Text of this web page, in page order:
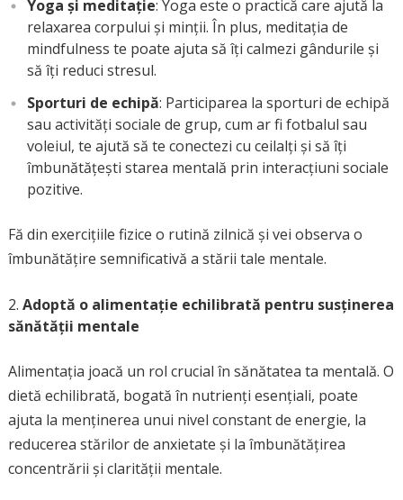
Yoga și meditație: Yoga este o practică care ajută la
relaxarea corpului și minții. În plus, meditația de
mindfulness te poate ajuta să îți calmezi gândurile și
să îți reduci stresul.
Sporturi de echipă: Participarea la sporturi de echipă
sau activități sociale de grup, cum ar fi fotbalul sau
voleiul, te ajută să te conectezi cu ceilalți și să îți
îmbunătățești starea mentală prin interacțiuni sociale
pozitive.
Fă din exercițiile fizice o rutină zilnică și vei observa o
îmbunătățire semnificativă a stării tale mentale.
Adoptă o alimentație echilibrată pentru susținerea
sănătății mentale
Alimentația joacă un rol crucial în sănătatea ta mentală. O
dietă echilibrată, bogată în nutrienți esențiali, poate
ajuta la menținerea unui nivel constant de energie, la
reducerea stărilor de anxietate și la îmbunătățirea
concentrării și clarității mentale.